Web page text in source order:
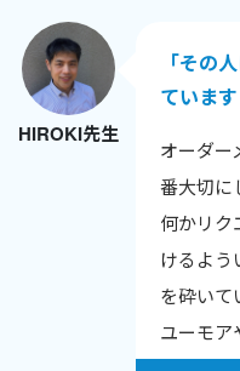
HIROKI先生
「その
ています
オーダー
番大切に
何かリク
けるよう
を砕いて
ユーモア